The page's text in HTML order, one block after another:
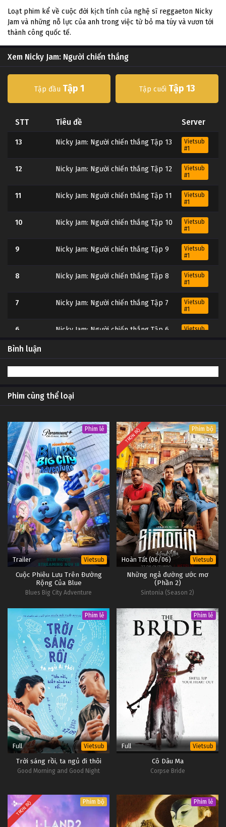
Loạt phim kể về cuộc đời kịch tính của nghệ sĩ reggaeton Nicky
Jam và những nỗ lực của anh trong việc từ bỏ ma túy và vươn tới
thành công quốc tế.
Xem Nicky Jam: Người chiến thắng
Tập đầu Tập 1 Tập cuối Tập 13
STT Tiêu đề Server
13 Nicky Jam: Người chiến thắng Tập 13
Vietsub
#1
12 Nicky Jam: Người chiến thắng Tập 12
Vietsub
#1
11 Nicky Jam: Người chiến thắng Tập 11
Vietsub
#1
10 Nicky Jam: Người chiến thắng Tập 10
Vietsub
#1
9 Nicky Jam: Người chiến thắng Tập 9
Vietsub
#1
8 Nicky Jam: Người chiến thắng Tập 8
Vietsub
#1
7 Nicky Jam: Người chiến thắng Tập 7
Vietsub
#1
6 Nicky Jam: Người chiến thắng Tập 6
Vietsub
5 Nicky Jam: Người chiến thắng Tập 5
2 Nicky Jam: Người chiến thắng Tập 2
Vietsub
#1
1 Nicky Jam: Người chiến thắng Tập 1
Vietsub
#1
Bình luận
Phim cùng thể loại
Phim lẻ
Trailer Vietsub
Cuộc Phiêu Lưu Trên Đường
Rộng Của Blue
Blues Big City Adventure
TRỌN BỘ Phim bộ
Hoàn Tất (06/06) Vietsub
Những ngả đường ước mơ
(Phần 2)
Sintonia (Season 2)
Phim lẻ
Full Vietsub
Trời sáng rồi, ta ngủ đi thôi
Good Morning and Good Night
Phim lẻ
Full Vietsub
Cô Dâu Ma
Corpse Bride
TRỌN BỘ Phim bộ Phim lẻ